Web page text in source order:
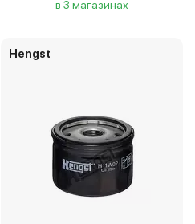
в 3 магазинах
Hengst